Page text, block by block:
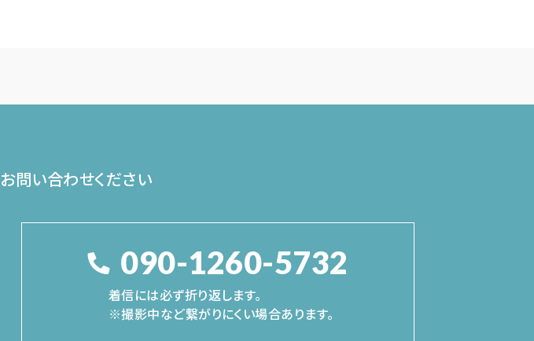
お問い合わせください
090-1260-5732
着信には必ず折り返します。
※撮影中など繋がりにくい場合あります。